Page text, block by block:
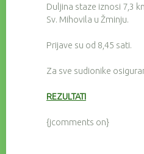
Duljina staze iznosi 7,3
Sv. Mihovila u Žminju.
Prijave su od 8,45 sati.
Za sve sudionike
REZULTATI
{jcomments on}